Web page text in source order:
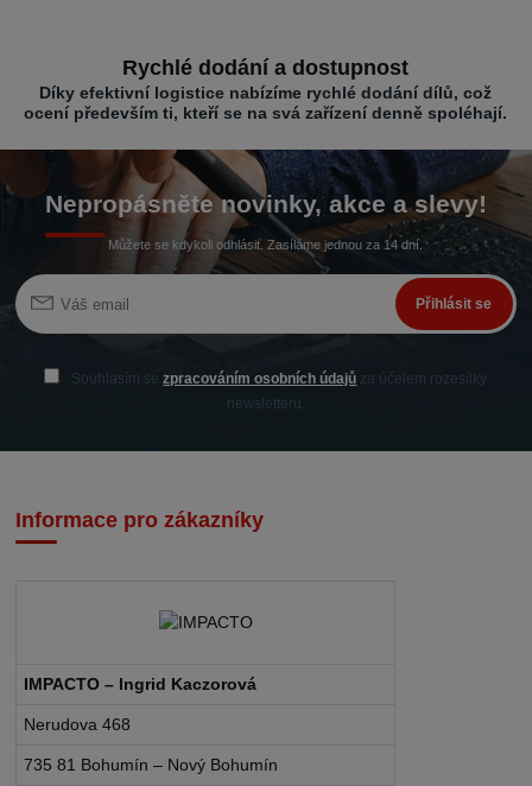
Rychlé dodání a dostupnost
Díky efektivní logistice nabízíme rychlé dodání dílů, což
ocení především ti, kteří se na svá zařízení denně spoléhají.
Nepropásněte novinky, akce a slevy!
Můžete se kdykoli odhlásit. Zasíláme jednou za 14 dní.
Přihlásit se
Souhlasím sezpracováním osobních údajů za účelem rozesílky
newsletteru.
Informace pro zákazníky
IMPACTO – Ingrid Kaczorová
Nerudova 468
735 81 Bohumín – Nový Bohumín